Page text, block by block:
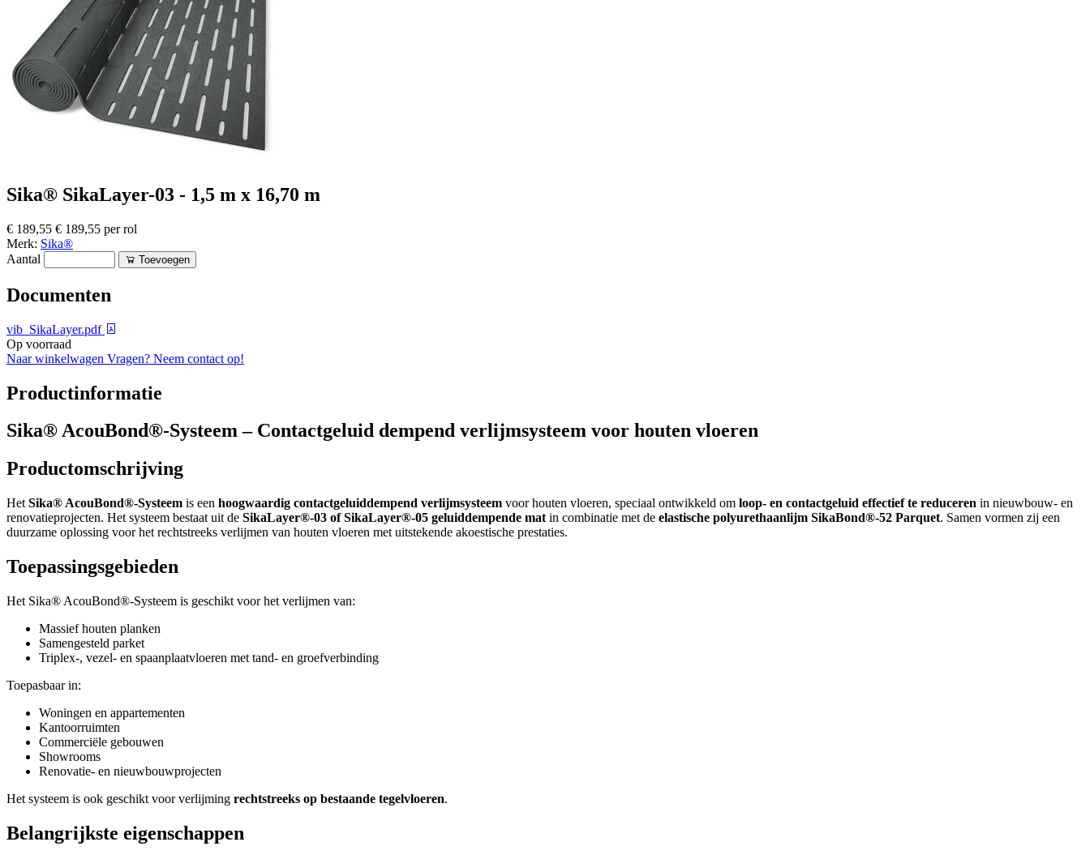
Sika® SikaLayer-03 - 1,5 m x 16,70 m
€ 189,55 € 189,55 per rol
Merk: Sika®
Aantal
Toevoegen
Documenten
vib_SikaLayer.pdf
Op voorraad
Naar winkelwagen Vragen? Neem contact op!
Productinformatie
Sika® AcouBond®-Systeem – Contactgeluid dempend verlijmsysteem voor houten vloeren
Productomschrijving
Het Sika® AcouBond®-Systeem is een hoogwaardig contactgeluiddempend verlijmsysteem voor houten vloeren, speciaal ontwikkeld om loop- en contactgeluid effectief te reduceren in nieuwbouw- en
renovatieprojecten. Het systeem bestaat uit de SikaLayer®-03 of SikaLayer®-05 geluiddempende mat in combinatie met de elastische polyurethaanlijm SikaBond®-52 Parquet. Samen vormen zij een
duurzame oplossing voor het rechtstreeks verlijmen van houten vloeren met uitstekende akoestische prestaties.
Toepassingsgebieden
Het Sika® AcouBond®-Systeem is geschikt voor het verlijmen van:
Massief houten planken
Samengesteld parket
Triplex-, vezel- en spaanplaatvloeren met tand- en groefverbinding
Toepasbaar in:
Woningen en appartementen
Kantoorruimten
Commerciële gebouwen
Showrooms
Renovatie- en nieuwbouwprojecten
Het systeem is ook geschikt voor verlijming rechtstreeks op bestaande tegelvloeren.
Belangrijkste eigenschappen